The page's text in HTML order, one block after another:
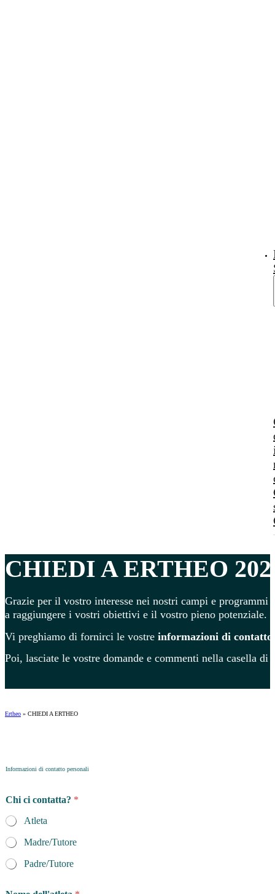
CHIEDI A ERTHEO
Grazie per il vostro interesse nei nostri campi e
a raggiungere i vostri obiettivi e il vostro pieno potenziale.
Vi preghiamo di fornirci le vostre informazioni di contatto
Poi, lasciate le vostre domande e commenti nella casella
Ertheo » CHIEDI A ERTHEO
Informazioni di contatto personali
Chi ci contatta? *
Atleta
Madre/Tutore
Padre/Tutore